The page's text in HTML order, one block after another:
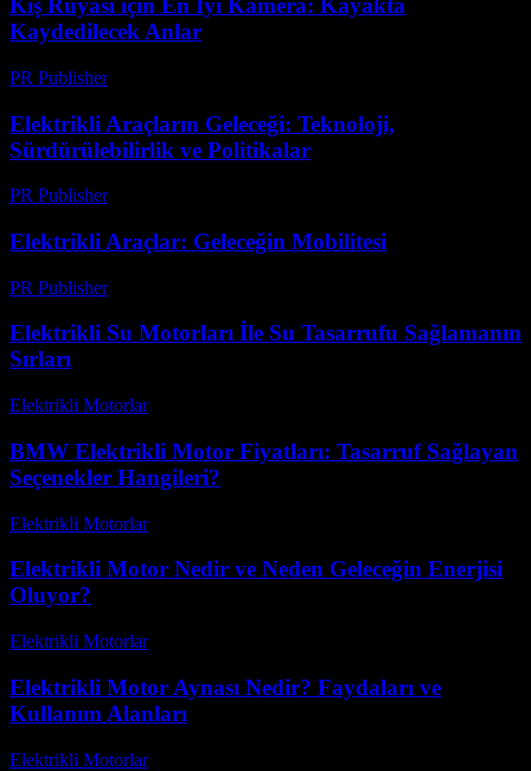
Kış Rüyası için En İyi Kamera: Kayakta
Kaydedilecek Anlar
PR Publisher-
Elektrikli Araçların Geleceği: Teknoloji,
Sürdürülebilirlik ve Politikalar
PR Publisher-
Elektrikli Araçlar: Geleceğin Mobilitesi
PR Publisher-
Elektrikli Su Motorları İle Su Tasarrufu Sağlamanın
Sırları
Elektrikli Motorlar-
BMW Elektrikli Motor Fiyatları: Tasarruf Sağlayan
Seçenekler Hangileri?
Elektrikli Motorlar-
Elektrikli Motor Nedir ve Neden Geleceğin Enerjisi
Oluyor?
Elektrikli Motorlar-
Elektrikli Motor Aynası Nedir? Faydaları ve
Kullanım Alanları
Elektrikli Motorlar-